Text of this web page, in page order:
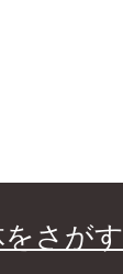
さがす